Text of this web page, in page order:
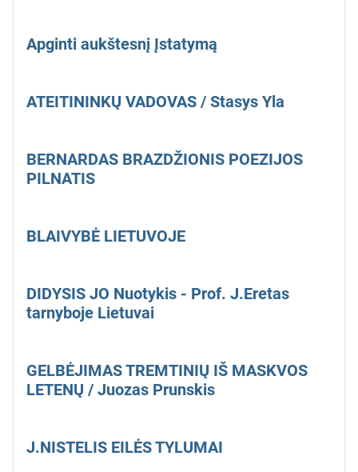
Apginti aukštesnį Įstatymą
ATEITININKŲ VADOVAS / Stasys Yla
BERNARDAS BRAZDŽIONIS POEZIJOS
PILNATIS
BLAIVYBĖ LIETUVOJE
DIDYSIS JO Nuotykis - Prof. J.Eretas
tarnyboje Lietuvai
GELBĖJIMAS TREMTINIŲ IŠ MASKVOS
LETENŲ / Juozas Prunskis
J.NISTELIS EILĖS TYLUMAI